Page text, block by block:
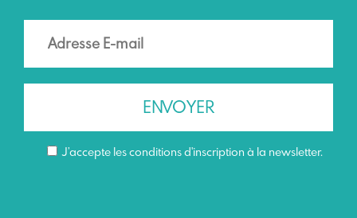
J’accepte les conditions d'inscription à la newsletter.